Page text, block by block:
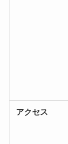
アクセス